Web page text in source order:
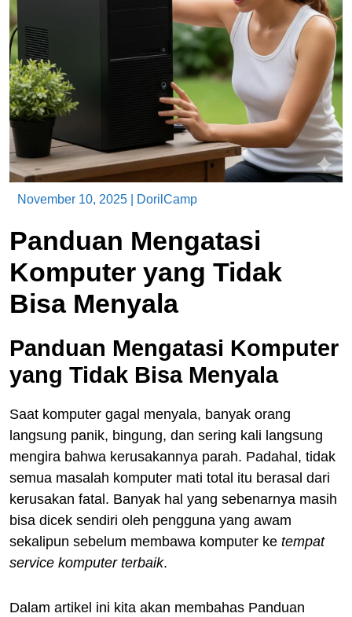
November 10, 2025 DorilCamp
Panduan Mengatasi
Komputer yang Tidak
Bisa Menyala
Panduan Mengatasi Komputer
yang Tidak Bisa Menyala
Saat komputer gagal menyala, banyak orang
langsung panik, bingung, dan sering kali langsung
mengira bahwa kerusakannya parah. Padahal, tidak
semua masalah komputer mati total itu berasal dari
kerusakan fatal. Banyak hal yang sebenarnya masih
bisa dicek sendiri oleh pengguna yang awam
sekalipun sebelum membawa komputer ke tempat
service komputer terbaik.
Dalam artikel ini kita akan membahas Panduan